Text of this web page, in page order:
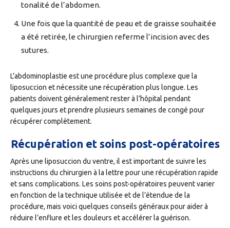
tonalité de l’abdomen.
Une fois que la quantité de peau et de graisse souhaitée
a été retirée, le chirurgien referme l’incision avec des
sutures.
L’abdominoplastie est une procédure plus complexe que la
liposuccion et nécessite une récupération plus longue. Les
patients doivent généralement rester à l’hôpital pendant
quelques jours et prendre plusieurs semaines de congé pour
récupérer complètement.
Récupération et soins post-opératoires
Après une liposuccion du ventre, il est important de suivre les
instructions du chirurgien à la lettre pour une récupération rapide
et sans complications. Les soins post-opératoires peuvent varier
en fonction de la technique utilisée et de l’étendue de la
procédure, mais voici quelques conseils généraux pour aider à
réduire l’enflure et les douleurs et accélérer la guérison.